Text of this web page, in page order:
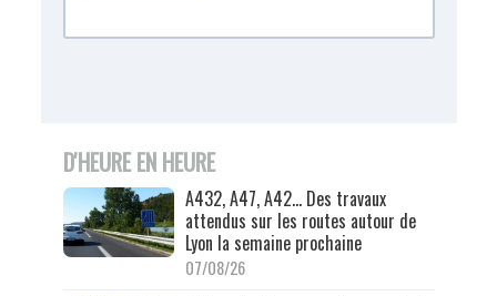
D'HEURE EN HEURE
A432, A47, A42… Des travaux
attendus sur les routes autour de
Lyon la semaine prochaine
07/08/26